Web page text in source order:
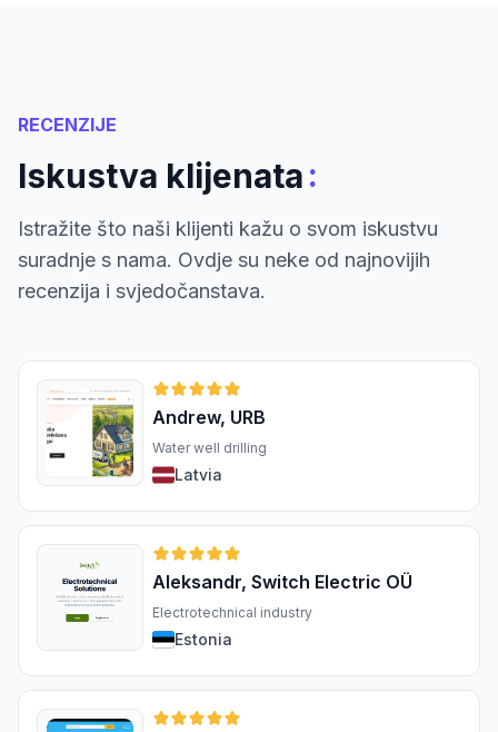
RECENZIJE
Iskustva klijenata:
Istražite što naši klijenti kažu o svom iskustvu
suradnje s nama. Ovdje su neke od najnovijih
recenzija i svjedočanstava.
Andrew, URB
Water well drilling
Latvia
Aleksandr, Switch Electric OÜ
Electrotechnical industry
Estonia